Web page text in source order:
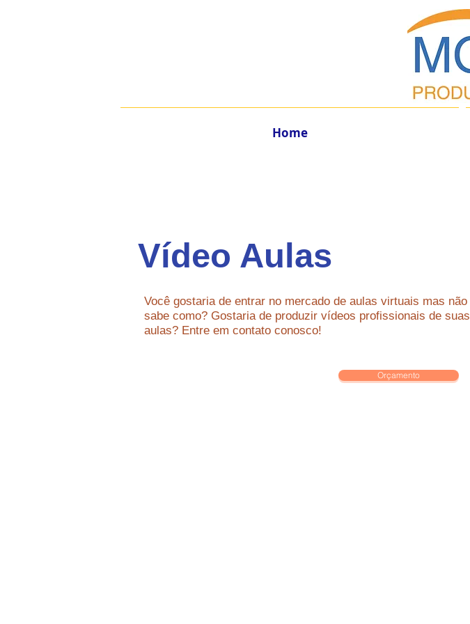
Home
Vídeo Aulas
Você gostaria de entrar no mercado de aulas virtuais mas não
sabe como? Gostaria de produzir vídeos profissionais de suas
aulas? Entre em contato conosco!
Orçamento